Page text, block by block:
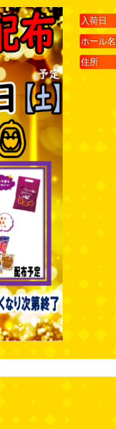
入荷日
ホール名
住所